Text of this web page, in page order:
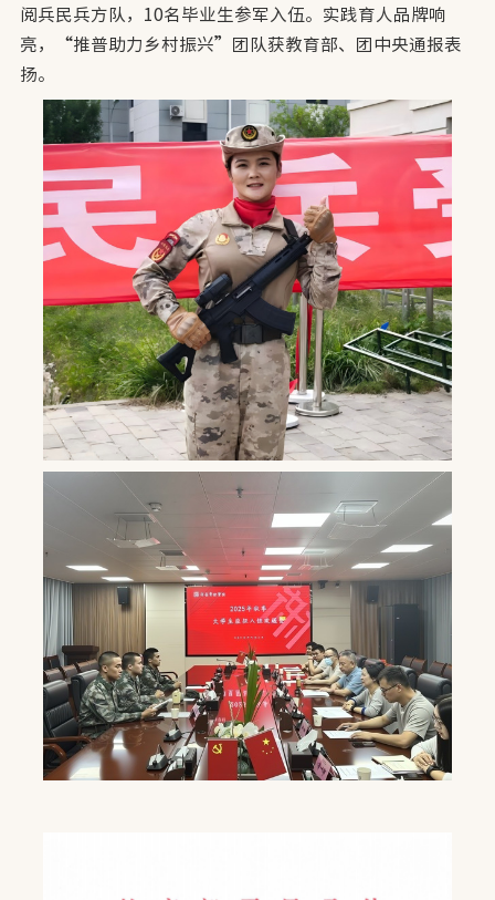
阅兵民兵方队，10名毕业生参军入伍。实践育人品牌响
亮，“推普助力乡村振兴”团队获教育部、团中央通报表
扬。